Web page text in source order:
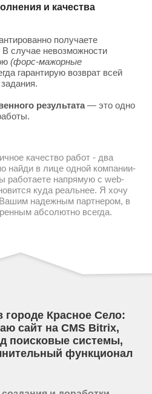
и качества
получаете
В случае невозможности
(форс-мажорные
гарантирую возврат всей
результата— это одно
качество работ - два
найди в лице одной компании-
работаете напрямую с web-
куда реальнее. Я хочу
надежным партнером, в
абсолютно всегда.
городе Красное Село:
сайт на CMS Bitrix,
поисковые системы,
функционал